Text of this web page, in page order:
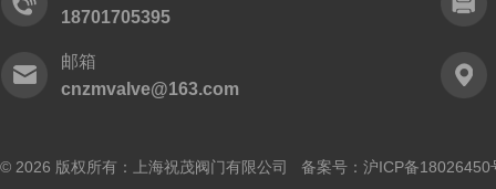
18701705395
邮箱
cnzmvalve@163.com
© 2026 版权所有：上海祝茂阀门有限公司 备案号： 沪ICP备18026450